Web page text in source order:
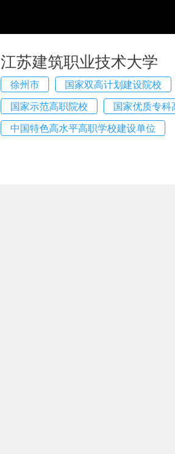
江苏建筑职业技术大学
徐州市
国家双高计划建设院校
国家示范高职院校
国家优质专
中国特色高水平高职学校建设单位